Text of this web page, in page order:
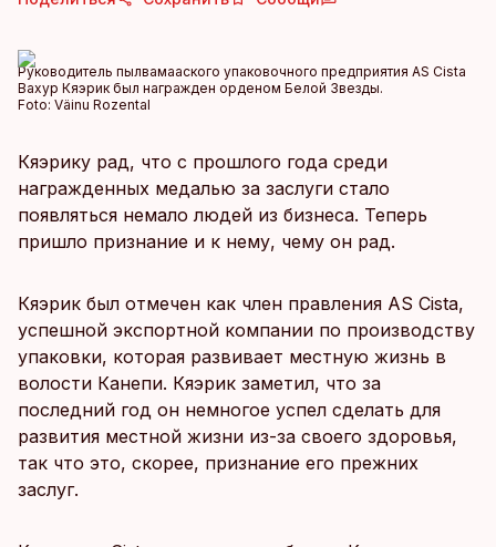
Руководитель пылвамааского упаковочного предприятия AS Cista
Вахур Кяэрик был награжден орденом Белой Звезды.
Foto: Väinu Rozental
Кяэрику рад, что с прошлого года среди
награжденных медалью за заслуги стало
появляться немало людей из бизнеса. Теперь
пришло признание и к нему, чему он рад.
Кяэрик был отмечен как член правления AS Cista,
успешной экспортной компании по производству
упаковки, которая развивает местную жизнь в
волости Канепи. Кяэрик заметил, что за
последний год он немногое успел сделать для
развития местной жизни из-за своего здоровья,
так что это, скорее, признание его прежних
заслуг.